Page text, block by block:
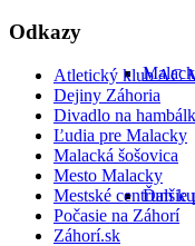
Ďalšie
Odkazy
Atletický klub AC
Dejiny Záhoria
Divadlo na
Ľudia pre Malacky
Malacká šošovica
Mesto Malacky
Mestské centrum
Počasie na Záhorí
Záhorí.sk